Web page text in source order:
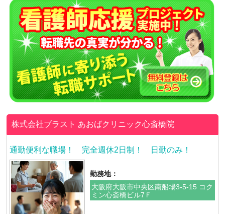
株式会社ブラスト あおばクリニック心斎橋院
通勤便利な職場！ 完全週休2日制！ 日勤のみ！
勤務地：
大阪府大阪市中央区南船場3-5-15 コク
ミン心斎橋ビル7Ｆ